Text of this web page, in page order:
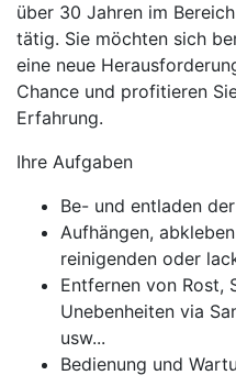
über 30 Jahren im
tätig. Sie möchten sich
eine neue
Chance und profitieren
Erfahrung.
Ihre Aufgaben
Be- und entladen
Aufhängen,
reinigenden oder
Entfernen von Rost,
Unebenheiten via
usw...
Bedienung und